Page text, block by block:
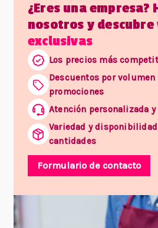
¿Eres una empresa?
nosotros y descubre
exclusivas
Los precios más
Descuentos por volumen
promociones
Atención personalizada
Variedad y
cantidades
Formulario de contacto